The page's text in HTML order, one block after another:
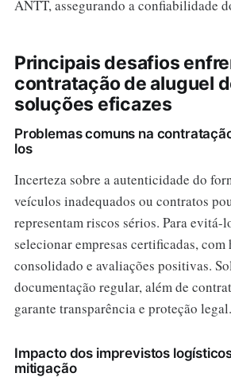
ANTT, assegurando a confiabilidade
Principais desafios
contratação de aluguel
soluções eficazes
Problemas comuns na
los
Incerteza sobre a autenticidade do
veículos inadequados ou contratos
representam riscos sérios. Para evitá-
selecionar empresas certificadas,
consolidado e avaliações positivas.
documentação regular, além de
garante transparência e proteção legal.
Impacto dos imprevistos
mitigação